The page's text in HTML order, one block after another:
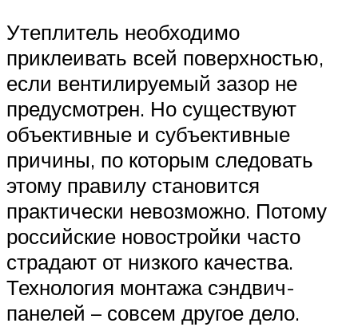
Утеплитель необходимо
приклеивать всей поверхностью,
если вентилируемый зазор не
предусмотрен. Но существуют
объективные и субъективные
причины, по которым следовать
этому правилу становится
практически невозможно. Потому
российские новостройки часто
страдают от низкого качества.
Технология монтажа сэндвич-
панелей – совсем другое дело.